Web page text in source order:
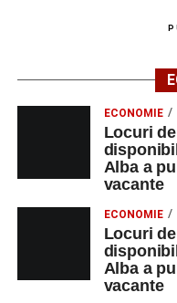
Adaugă-
Ultimele știri din
Incendiu la un
localității Sibișeni
Școala de
lotul pentru noul
ECONOMIE
Locuri
Alba a
vacante
ECONOMIE
Locuri
Alba a
vacante